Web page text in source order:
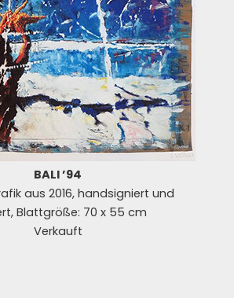
BALI ’94
aus 2016, handsigniert und
Blattgröße: 70 x 55 cm
Verkauft